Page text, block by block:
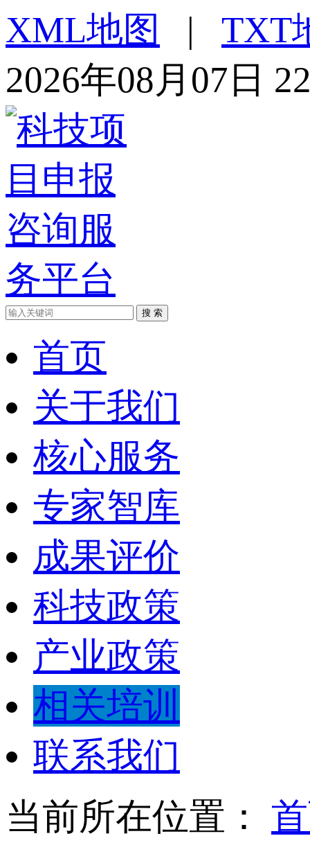
XML地图 | TXT
2026年08月07日
搜 索
首页
关于我们
核心服务
专家智库
成果评价
科技政策
产业政策
相关培训
联系我们
当前所在位置：